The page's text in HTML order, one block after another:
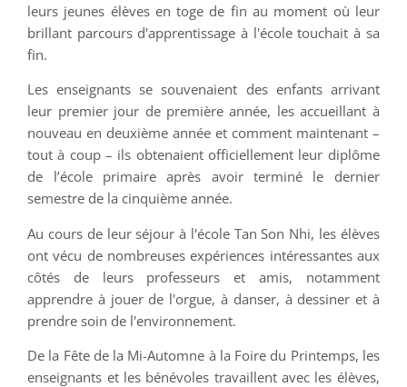
leurs jeunes élèves en toge de fin au moment où leur
brillant parcours d'apprentissage à l'école touchait à sa
fin.
Les enseignants se souvenaient des enfants arrivant
leur premier jour de première année, les accueillant à
nouveau en deuxième année et comment maintenant –
tout à coup – ils obtenaient officiellement leur diplôme
de l’école primaire après avoir terminé le dernier
semestre de la cinquième année.
Au cours de leur séjour à l'école Tan Son Nhi, les élèves
ont vécu de nombreuses expériences intéressantes aux
côtés de leurs professeurs et amis, notamment
apprendre à jouer de l'orgue, à danser, à dessiner et à
prendre soin de l'environnement.
De la Fête de la Mi-Automne à la Foire du Printemps, les
enseignants et les bénévoles travaillent avec les élèves,